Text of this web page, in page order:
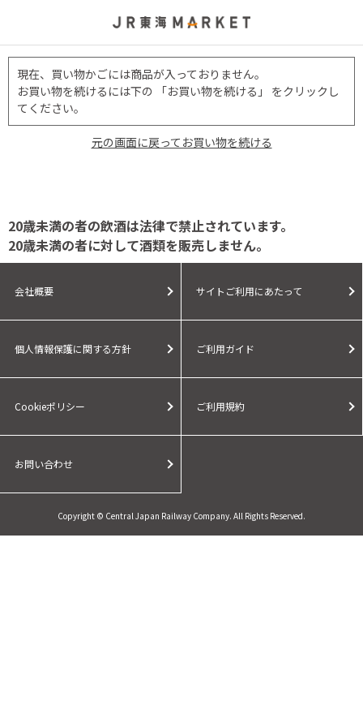
現在、買い物かごには商品が入っておりません。
お買い物を続けるには下の 「お買い物を続ける」 をクリックし
てください。
元の画面に戻ってお買い物を続ける
20歳未満の者の飲酒は法律で禁止されています。
20歳未満の者に対して酒類を販売しません。
会社概要 サイトご利用にあたって
個人情報保護に関する方針 ご利用ガイド
Cookieポリシー ご利用規約
お問い合わせ
Copyright © Central Japan Railway Company. All Rights Reserved.